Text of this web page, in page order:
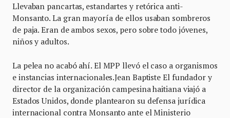
Llevaban pancartas, estandartes y retórica anti-
Monsanto. La gran mayoría de ellos usaban sombreros
de paja. Eran de ambos sexos, pero sobre todo jóvenes,
niños y adultos.
La pelea no acabó ahí. El MPP llevó el caso a organismos
e instancias internacionales.Jean Baptiste El fundador y
director de la organización campesina haitiana viajó a
Estados Unidos, donde plantearon su defensa jurídica
internacional contra Monsanto ante el Ministerio